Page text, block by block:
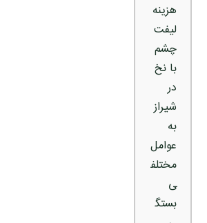
هزینه
لیفت
چشم
با نخ
در
شیراز
به
عوامل
مختلف
ی
بستگ